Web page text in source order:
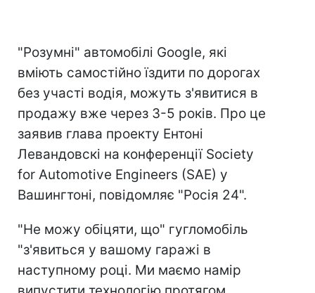
"Розумні" автомобілі Google, які
вміють самостійно їздити по дорогах
без участі водія, можуть з'явитися в
продажу вже через 3-5 років. Про це
заявив глава проекту Ентоні
Левандовскі на конференції Society
for Automotive Engineers (SAE) у
Вашингтоні, повідомляє "Росія 24".
"Не можу обіцяти, що" гугломобіль
"з'явиться у вашому гаражі в
наступному році. Ми маємо намір